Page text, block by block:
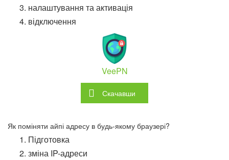
налаштування та активація
відключення
VeePN
Скачавши
Як поміняти айпі адресу в будь-якому браузері?
Підготовка
зміна IP-адреси